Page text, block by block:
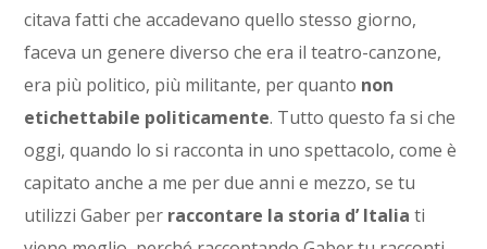
citava fatti che accadevano quello stesso giorno,
faceva un genere diverso che era il teatro-canzone,
era più politico, più militante, per quanto non
etichettabile politicamente. Tutto questo fa si che
oggi, quando lo si racconta in uno spettacolo, come è
capitato anche a me per due anni e mezzo, se tu
utilizzi Gaber per raccontare la storia d’ Italia ti